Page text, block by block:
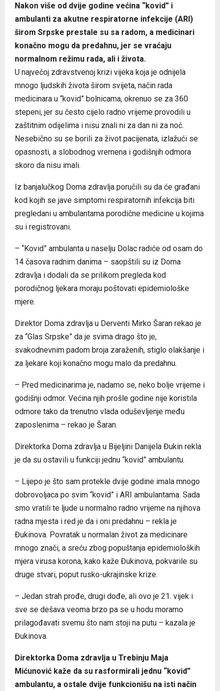
Nakon više od dvije godine većina “kovid” i
ambulanti za akutne respiratorne infekcije (ARI)
širom Srpske prestale su sa radom, a medicinari
konačno mogu da predahnu, jer se vraćaju
normalnom režimu rada, ali i života.
U najvećoj zdravstvenoj krizi vijeka koja je odnijela
mnogo ljudskih života širom svijeta, način rada
medicinara u “kovid” bolnicama, okrenuo se za 360
stepeni, jer su često cijelo radno vrijeme provodili u
zaštitnim odijelima i nisu znali ni za dan ni za noć.
Nesebično su se borili za život pacijenata, izlažući se
opasnosti, a slobodnog vremena i godišnjih odmora
skoro da nisu imali.
Iz banjalučkog Doma zdravlja poručili su da će građani
kod kojih se jave simptomi respiratornih infekcija biti
pregledani u ambulantama porodične medicine u kojima
su i registrovani.
– “Kovid” ambulanta u naselju Dolac radiće od osam do
14 časova radnim danima – saopštili su iz Doma
zdravlja i dodali da se prilikom pregleda kod
porodičnog ljekara moraju poštovati epidemiološke
mjere.
Direktor Doma zdravlja u Derventi Mirko Šaran rekao je
za “Glas Srpske” da je svima drago što je,
svakodnevnim padom broja zaraženih, stiglo olakšanje i
za ljekare koji konačno mogu malo da predahnu.
– Pred medicinarima je, nadamo se, neko bolje vrijeme i
godišnji odmor. Većina njih prošle godine nije koristila
odmore tako da trenutno vlada oduševljenje među
zaposlenima – rekao je Šaran.
Direktorka Doma zdravlja u Bijeljini Danijela Đukin rekla
je da su ostavili u funkciji jednu “kovid” ambulantu.
– Lijepo je što sam protekle dvije godine imala mnogo
dobrovoljaca po svim “kovid” i ARI ambulantama. Sada
smo vratili te ljude u normalno radno vrijeme na njihova
radna mjesta i red je da i oni predahnu – rekla je
Đukinova. Povratak u normalan život za medicinare
mnogo znači, a sreću zbog popuštanja epidemioloških
mjera virusa korona, kako kaže Đukinova, pokvarile su
druge stvari, poput rusko-ukrajinske krize.
– Jedan strah prođe, drugi dođe, ali ovo je 21. vijek i
sve se dešava veoma brzo pa se u hodu moramo
prilagođavati svemu što nam stoji na putu – kazala je
Đukinova.
Direktorka Doma zdravlja u Trebinju Maja
Mićunović kaže da su rasformirali jednu “kovid”
ambulantu, a ostale dvije funkcionišu na isti način